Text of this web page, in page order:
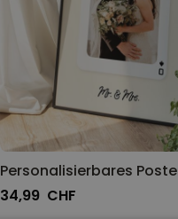
34,99 CHF